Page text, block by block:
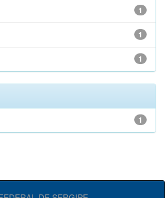
1
1
1
1